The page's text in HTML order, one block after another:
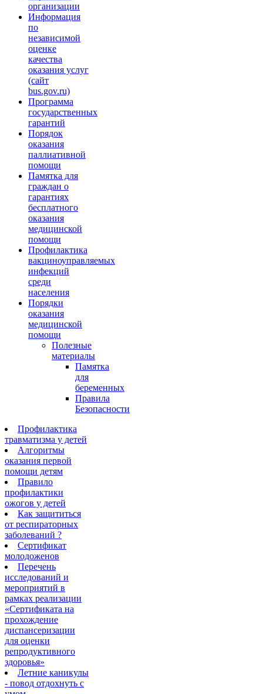
организации
Информация
по
независимой
оценке
качества
оказания услуг
(сайт
bus.gov.ru)
Программа
государственных
гарантий
Порядок
оказания
паллиативной
помощи
Памятка для
граждан о
гарантиях
бесплатного
оказания
медицинской
помощи
Профилактика
вакциноуправляемых
инфекций
среди
населения
Порядки
оказания
медицинской
помощи
Полезные
материалы
Памятка
для
беременных
Правила
Безопасности
Профилактика
травматизма у детей
Алгоритмы
оказания первой
помощи детям
Правило
профилактики
ожогов у детей
Как защититься
от респираторных
заболеваний ?
Сертификат
молодоженов
Перечень
исследований и
мероприятий в
рамках реализации
«Сертификата на
прохождение
диспансеризации
для оценки
репродуктивного
здоровья»
Летние каникулы
- повод отдохнуть с